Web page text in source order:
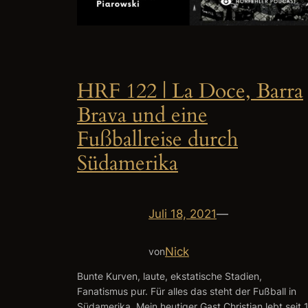
HRF 122 | La Doce, Barra
Brava und eine
Fußballreise durch
Südamerika
Juli 18, 2021—
vonNick
Bunte Kurven, laute, ekstatische Stadien,
Fanatismus pur. Für alles das steht der Fußball in